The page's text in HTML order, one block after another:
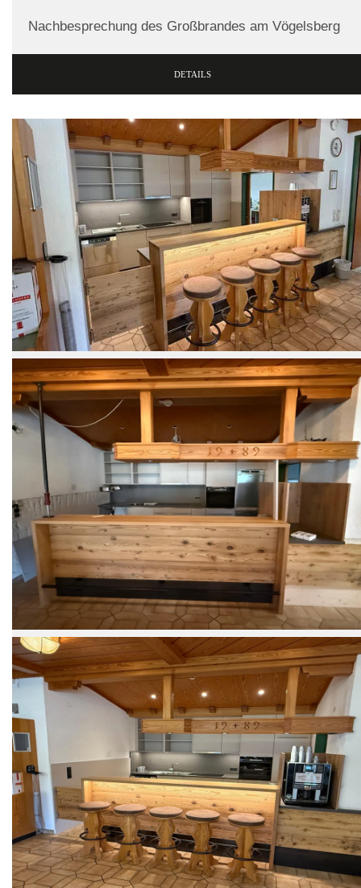
Nachbesprechung des Großbrandes am Vögelsberg
DETAILS